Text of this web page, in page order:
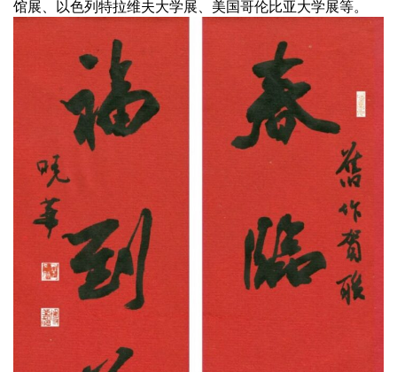
馆展、以色列特拉维夫大学展、美国哥伦比亚大学展等。